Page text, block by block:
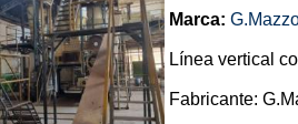
Marca:
Línea vertical
Fabricante: